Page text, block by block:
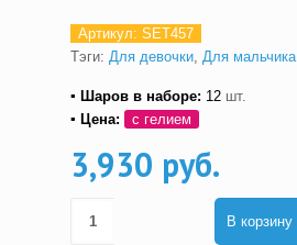
Артикул: SET457
Тэги: Для девочки, Для мальчика
▪ Шаров в наборе: 12 шт.
▪ Цена:
с гелием
3,930 руб.
В корзину